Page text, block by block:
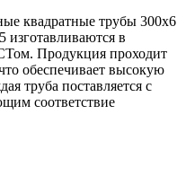
квадратные трубы 300х6
в
Продукция проходит
обеспечивает высокую
труба поставляется с
соответствие